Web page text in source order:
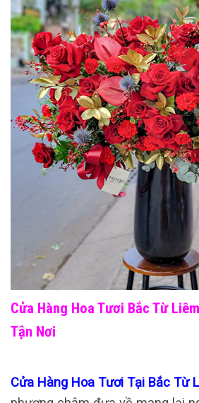
Cửa Hàng Hoa Tươi Bắc Từ
Tận Nơi
Cửa Hàng Hoa Tươi Tại Bắc Từ